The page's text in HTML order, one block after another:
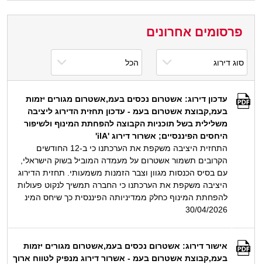
פרסומים אחרונים
עדכון דירוג: אשטרום נכסים בעמ,אשטרום מגורים יזמות
בעמ,קבוצת אשטרום בעמ - עדכון תחזית הדירוג ליציבה
משלילית בשל תוכניות הקבוצה להפחתת המינוף ולשיפור
היחסים הפיננסיים; אשרור דירוג 'ilA'
התחזית היציבה משקפת את הערכתנו כי ב-12 החודשים
הקרובים תשמור אשטרום על מעמדה המוביל בשוק הישראלי,
עם בסיס הכנסות מגוון וצבר הזמנות משמעותי. תחזית הדירוג
היציבה משקפת את הערכתנו כי החברה תמשיך לנקוט פעולות
להפחתת המינוף כחלק ממדיניותה הפיננסית כך שיחס המינ
30/04/2026
אישור דירוג: אשטרום נכסים בעמ,אשטרום מגורים יזמות
בעמ,קבוצת אשטרום בעמ - אשרור דירוג מנפיק לטווח ארוך